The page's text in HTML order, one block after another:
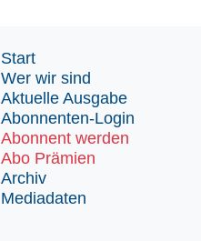
Start
Wer wir sind
Aktuelle Ausgabe
Abonnenten-Login
Abonnent werden
Abo Prämien
Archiv
Mediadaten